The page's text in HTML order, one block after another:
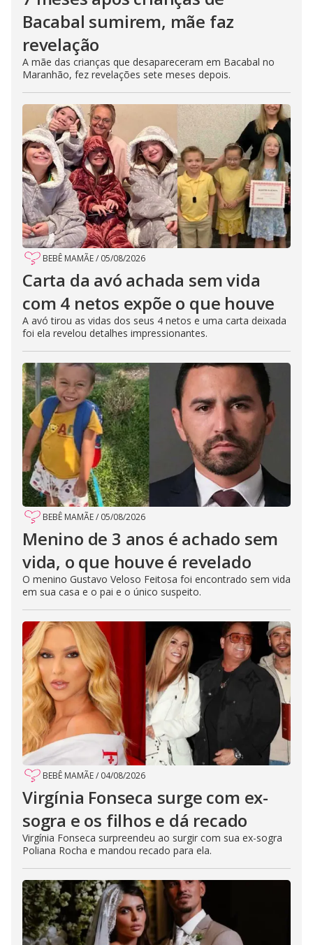
Bacabal sumirem, mãe faz
revelação
A mãe das crianças que desapareceram em Bacabal no
Maranhão, fez revelações sete meses depois.
BEBÊ MAMÃE/ 05/08/2026
Carta da avó achada sem vida
com 4 netos expõe o que houve
A avó tirou as vidas dos seus 4 netos e uma carta deixada
foi ela revelou detalhes impressionantes.
BEBÊ MAMÃE/ 05/08/2026
Menino de 3 anos é achado sem
vida, o que houve é revelado
O menino Gustavo Veloso Feitosa foi encontrado sem vida
em sua casa e o pai e o único suspeito.
BEBÊ MAMÃE/ 04/08/2026
Virgínia Fonseca surge com ex-
sogra e os filhos e dá recado
Virgínia Fonseca surpreendeu ao surgir com sua ex-sogra
Poliana Rocha e mandou recado para ela.